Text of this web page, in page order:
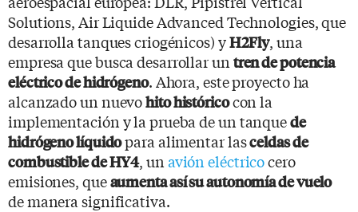
Solutions, Air Liquide Advanced Technologies, que
desarrolla tanques criogénicos) yH2Fly, una
empresa que busca desarrollar un tren de potencia
eléctrico de hidrógeno. Ahora, este proyecto ha
alcanzado un nuevohito históricocon la
implementación y la prueba de un tanquede
hidrógeno líquidopara alimentar lasceldas de
combustible de HY4, unavión eléctricocero
emisiones, queaumenta así su autonomía de vuelo
de manera significativa.